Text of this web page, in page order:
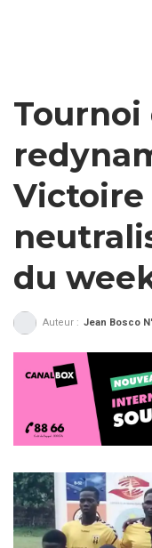
Tournoi
Victoire
du
Auteur : Jean Bosco